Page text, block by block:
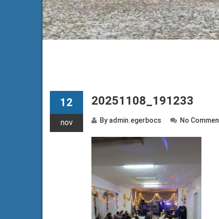
12
nov
20251108_191233
By admin.egerbocs No